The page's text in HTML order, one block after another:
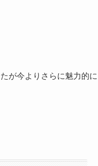
が今よりさらに魅力的に